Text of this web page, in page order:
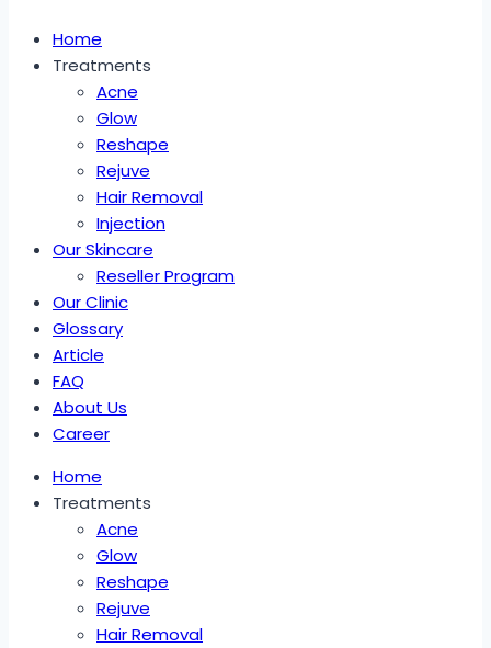
Home
Treatments
Acne
Glow
Reshape
Rejuve
Hair Removal
Injection
Our Skincare
Reseller Program
Our Clinic
Glossary
Article
FAQ
About Us
Career
Home
Treatments
Acne
Glow
Reshape
Rejuve
Hair Removal